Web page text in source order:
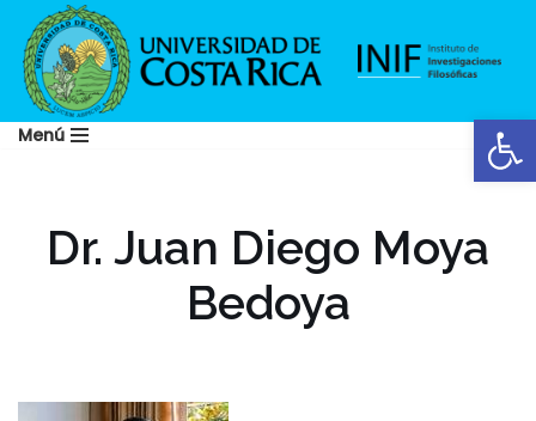
Saltar
al
contenido
Menú
Dr. Juan Diego Moya
Bedoya